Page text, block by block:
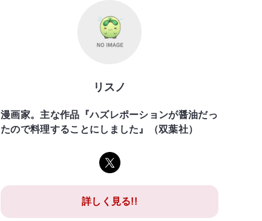
リスノ
漫画家。主な作品『ハズレポーションが醤油だっ
たので料理することにしました』（双葉社）
詳しく見る!!